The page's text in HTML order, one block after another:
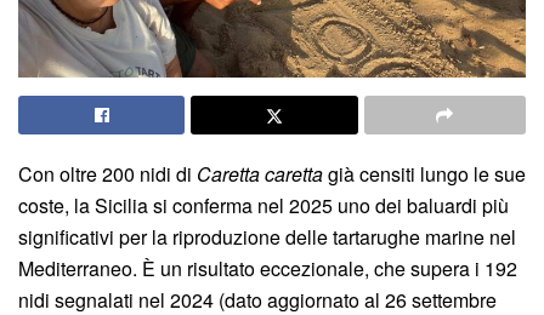
Con oltre 200 nidi di Caretta carettagià censiti lungo le sue
coste, la Sicilia si conferma nel 2025 uno dei baluardi più
significativi per la riproduzione delle tartarughe marine nel
Mediterraneo. È un risultato eccezionale, che supera i 192
nidi segnalati nel 2024 (dato aggiornato al 26 settembre